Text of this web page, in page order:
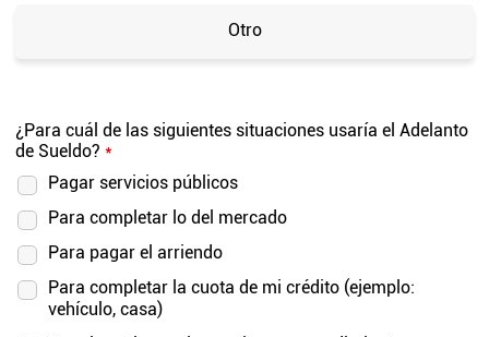
Otro
¿Para cuál de las siguientes situaciones usaría el Adelanto
de Sueldo? *
Pagar servicios públicos
Para completar lo del mercado
Para pagar el arriendo
Para completar la cuota de mi crédito (ejemplo:
vehículo, casa)